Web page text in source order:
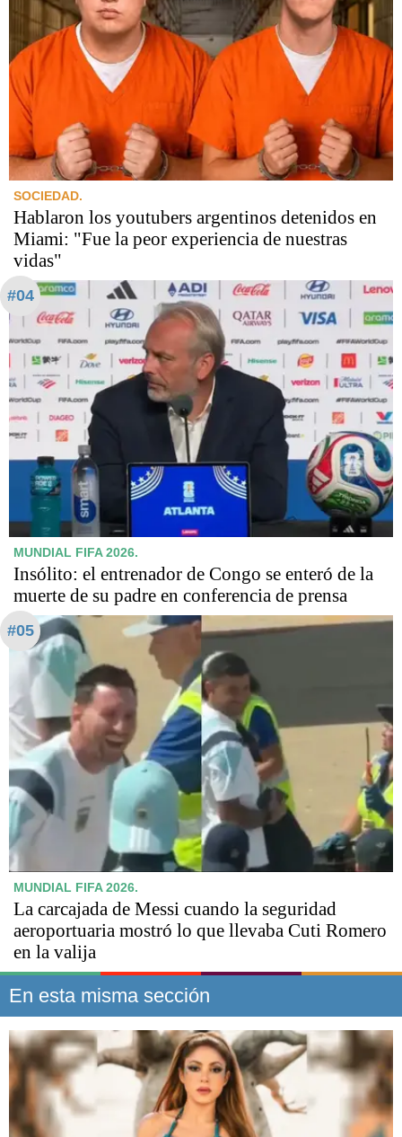
SOCIEDAD.
Hablaron los youtubers argentinos detenidos en
Miami: "Fue la peor experiencia de nuestras
vidas"
#04
MUNDIAL FIFA 2026.
Insólito: el entrenador de Congo se enteró de la
muerte de su padre en conferencia de prensa
#05
MUNDIAL FIFA 2026.
La carcajada de Messi cuando la seguridad
aeroportuaria mostró lo que llevaba Cuti Romero
en la valija
En esta misma sección